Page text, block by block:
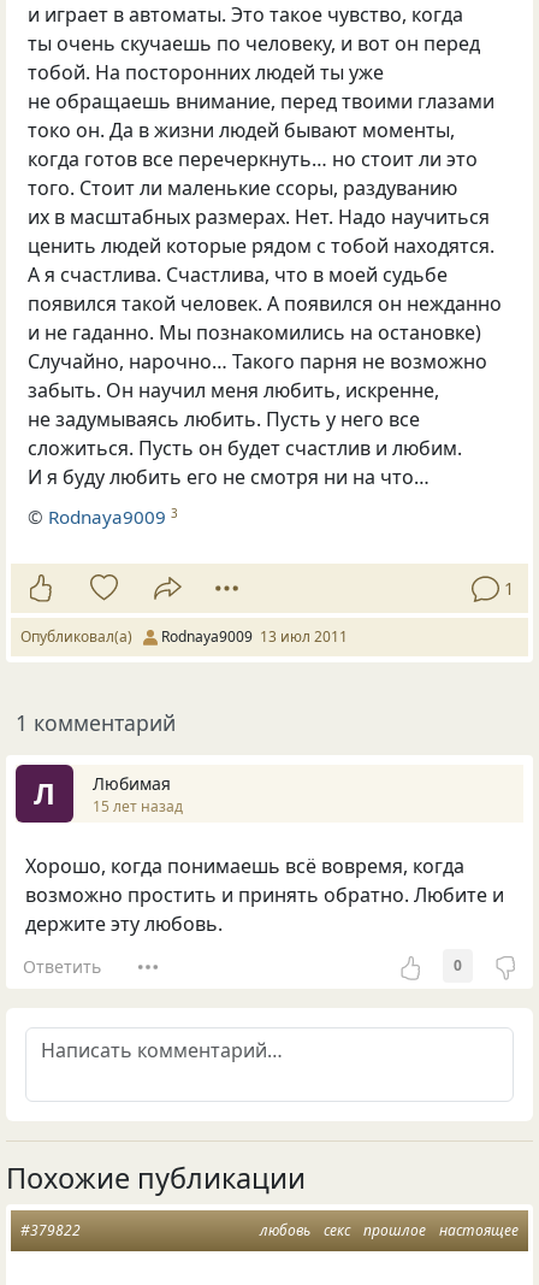
и играет в автоматы. Это такое чувство, когда
ты очень скучаешь по человеку, и вот он перед
тобой. На посторонних людей ты уже
не обращаешь внимание, перед твоими глазами
токо он. Да в жизни людей бывают моменты,
когда готов все перечеркнуть… но стоит ли это
того. Стоит ли маленькие ссоры, раздуванию
их в масштабных размерах. Нет. Надо научиться
ценить людей которые рядом с тобой находятся.
А я счастлива. Счастлива, что в моей судьбе
появился такой человек. А появился он нежданно
и не гаданно. Мы познакомились на остановке)
Случайно, нарочно… Такого парня не возможно
забыть. Он научил меня любить, искренне,
не задумываясь любить. Пусть у него все
сложиться. Пусть он будет счастлив и любим.
И я буду любить его не смотря ни на что…
© Rodnaya9009 3
1
Опубликовал(а) Rodnaya9009 13 июл 2011
1 комментарий
Л Любимая
15 лет назад
Хорошо, когда понимаешь всё вовремя, когда
возможно простить и принять обратно. Любите и
держите эту любовь.
Ответить 0
Похожие публикации
любовь секс прошлое настоящее
#379822